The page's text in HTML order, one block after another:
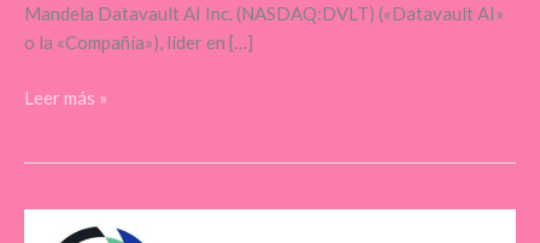
Mandela Datavault AI Inc. (NASDAQ:DVLT) («Datavault AI»
o la «Compañía»), líder en […]
Leer más »
Datavault